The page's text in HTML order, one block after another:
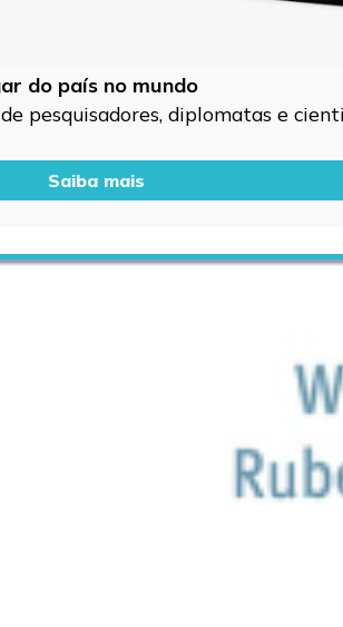
do país no mundo
pesquisadores, diplomatas e
Saiba mais